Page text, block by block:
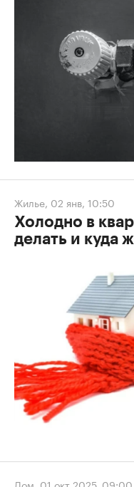
Жилье, 02 янв, 10:50
Холодно в
делать и куда